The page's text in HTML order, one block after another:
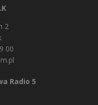
2
00
Radio 5